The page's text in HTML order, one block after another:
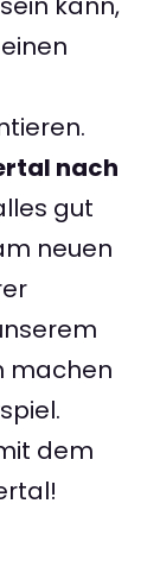
nach
gut
neuen
machen
dem